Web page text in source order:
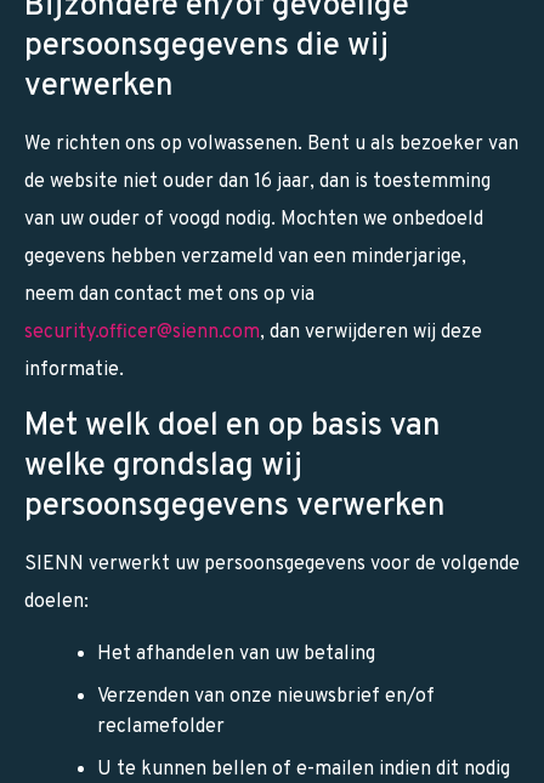
persoonsgegevens die wij
verwerken
We richten ons op volwassenen. Bent u als bezoeker van
de website niet ouder dan 16 jaar, dan is toestemming
van uw ouder of voogd nodig. Mochten we onbedoeld
gegevens hebben verzameld van een minderjarige,
neem dan contact met ons op via
security.officer@sienn.com, dan verwijderen wij deze
informatie.
Met welk doel en op basis van
welke grondslag wij
persoonsgegevens verwerken
SIENN verwerkt uw persoonsgegevens voor de volgende
doelen:
Het afhandelen van uw betaling
Verzenden van onze nieuwsbrief en/of
reclamefolder
U te kunnen bellen of e-mailen indien dit nodig